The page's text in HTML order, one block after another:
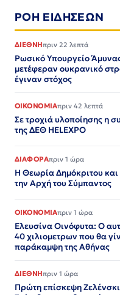
ΡΟΗ ΕΙΔΗΣΕΩΝ
ΔΙΕΘΝΗπριν 22 λεπτά
Ρωσικό Υπουργείο
μετέφεραν ουκρανικό
έγιναν στόχος
ΟΙΚΟΝΟΜΙΑπριν 42 λεπτά
Σε τροχιά υλοποίησης η
της ΔΕΘ HELEXPO
ΔΙΑΦΟΡΑπριν 1 ώρα
Η Θεωρία Δημόκριτου
την Αρχή του Σύμπαντος
ΟΙΚΟΝΟΜΙΑπριν 1 ώρα
Ελευσίνα Οινόφυτα: Ο
40 χιλιομετρων που θα
παράκαμψη της Αθήνας
ΔΙΕΘΝΗπριν 1 ώρα
Πρώτη επίσκεψη